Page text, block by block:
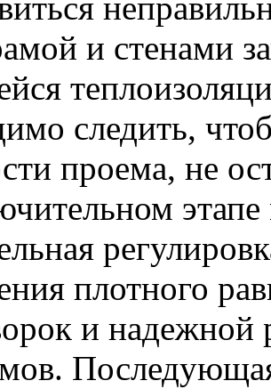
и стенами
следить,
проема, не
плотного
и